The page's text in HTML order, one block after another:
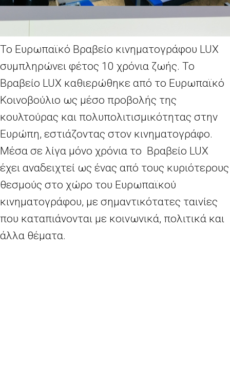
Το Ευρωπαϊκό Βραβείο κινηματογράφου LUX
συμπληρώνει φέτος 10 χρόνια ζωής. Το
Βραβείο LUX καθιερώθηκε από το Ευρωπαϊκό
Κοινοβούλιο ως μέσο προβολής της
κουλτούρας και πολυπολιτισμικότητας στην
Ευρώπη, εστιάζοντας στον κινηματογράφο.
Μέσα σε λίγα μόνο χρόνια το Βραβείο LUX
έχει αναδειχτεί ως ένας από τους κυριότερους
θεσμούς στο χώρο του Ευρωπαϊκού
κινηματογράφου, με σημαντικότατες ταινίες
που καταπιάνονται με κοινωνικά, πολιτικά και
άλλα θέματα.